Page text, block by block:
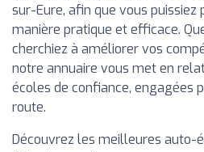
sur-Eure, afin que vous puissiez
manière pratique et efficace.
cherchiez à améliorer vos
notre annuaire vous met en
écoles de confiance, engagées
route.
Découvrez les meilleures auto-